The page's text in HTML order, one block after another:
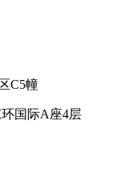
C5幢
国际A座4层